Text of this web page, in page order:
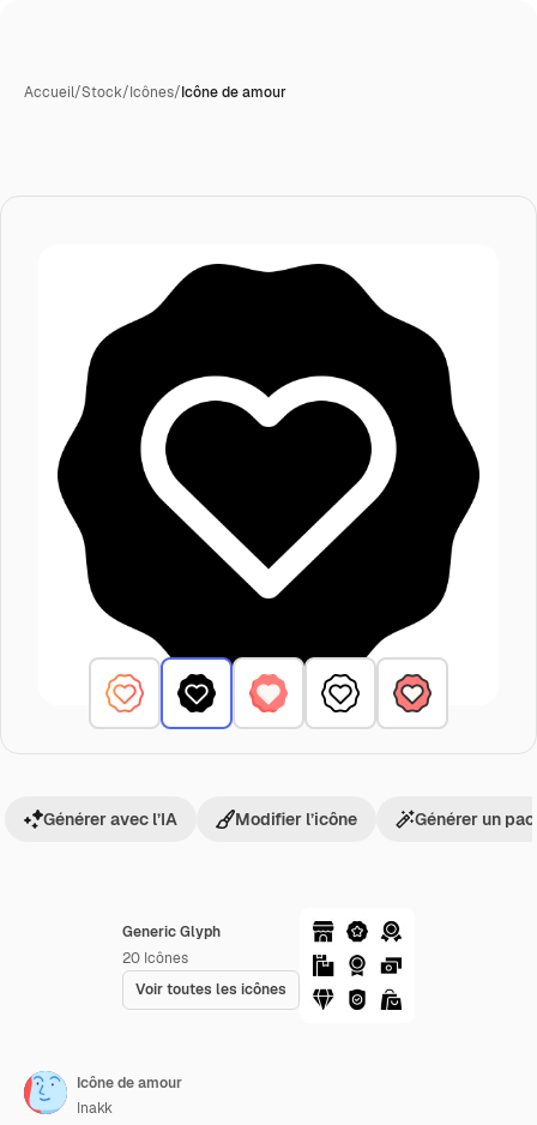
Accueil/Stock/Icônes/Icône de amour
Generic Glyph
20 Icônes
Voir toutes les icônes
Générer avec l’IA Modifier l’icône Générer un
Icône de amour
Inakk